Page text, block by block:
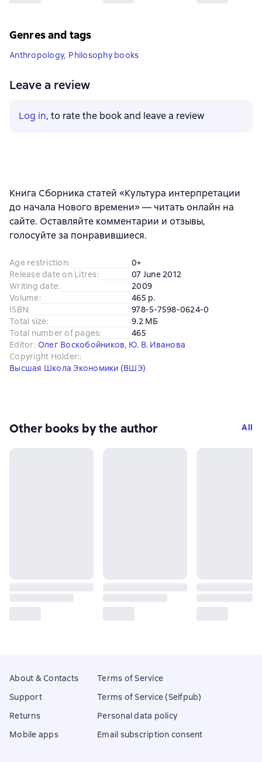
Genres and tags
Anthropology, Philosophy books
Leave a review
Log in, to rate the book and leave a review
Книга Сборника статей «Культура интерпретации
до начала Нового времени» — читать онлайн на
сайте. Оставляйте комментарии и отзывы,
голосуйте за понравившиеся.
Age restriction:
0+
Release date on Litres:
07 June 2012
Writing date:
2009
Volume:
465 p.
ISBN:
978-5-7598-0624-0
Total size:
9.2 МБ
Total number of pages:
465
Editor: Олег Воскобойников, Ю. В. Иванова
Copyright Holder::
Высшая Школа Экономики (ВШЭ)
Other books by the author All
About & Contacts
Support
Returns
Mobile apps
Terms of Service
Terms of Service (Selfpub)
Personal data policy
Email subscription consent